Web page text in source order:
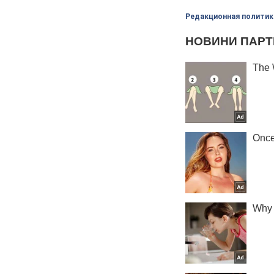
Редакционная